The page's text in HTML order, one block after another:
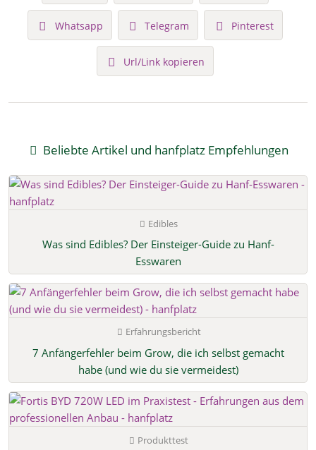
Whatsapp Telegram Pinterest
Url/Link kopieren
Beliebte Artikel und hanfplatz Empfehlungen
Edibles
Was sind Edibles? Der Einsteiger-Guide zu Hanf-
Esswaren
Erfahrungsbericht
7 Anfängerfehler beim Grow, die ich selbst gemacht
habe (und wie du sie vermeidest)
Produkttest